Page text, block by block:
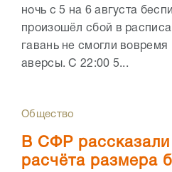
ночь с 5 на 6 августа
произошёл сбой в
гавань не смогли вовремя
аверсы. С 22:00 5...
Общество
В СФР
расчёта размера